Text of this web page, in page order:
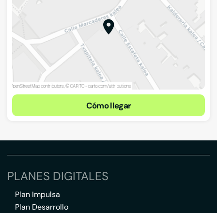
Cómo llegar
PLANES DIGITALES
Plan Impulsa
Plan Desarrollo